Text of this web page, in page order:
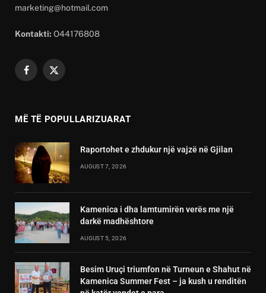
marketing@hotmail.com
Kontakti: O44176808
Facebook
X
MË TË POPULLARIZUARAT
Raportohet e zhdukur një vajzë në Gjilan
AUGUST 7, 2026
Kamenica i dha lamtumirën verës me një
darkë madhështore
AUGUST 5, 2026
Besim Uruçi triumfon në Turneun e Shahut në
Kamenica Summer Fest – ja kush u renditën